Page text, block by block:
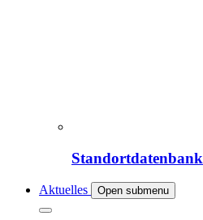
Standortdatenbank
Aktuelles Open submenu